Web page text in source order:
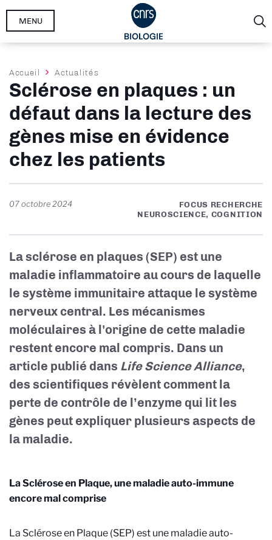
Aller
MENU
Fil
d'Ariane
Accueil Actualités
Sclérose en plaques : un
défaut dans la lecture des
gènes mise en évidence
chez les patients
07 octobre 2024
FOCUS RECHERCHE
NEUROSCIENCE, COGNITION
La sclérose en plaques (SEP) est une
maladie inflammatoire au cours de laquelle
le système immunitaire attaque le système
nerveux central. Les mécanismes
moléculaires à l'origine de cette maladie
restent encore mal compris. Dans un
article publié dans Life Science Alliance,
des scientifiques révèlent comment la
perte de contrôle de l’enzyme qui lit les
gènes peut expliquer plusieurs aspects de
la maladie.
La Sclérose en Plaque, une maladie auto-immune
encore mal comprise
La Sclérose en Plaque (SEP) est une maladie auto-